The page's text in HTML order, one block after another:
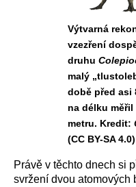
Výtvarná
vzezření
druhu
malý
době před asi
na délku měřil
metru. Kredit:
(CC BY-SA 4.0)
Právě v těchto dnech si
svržení dvou atomových